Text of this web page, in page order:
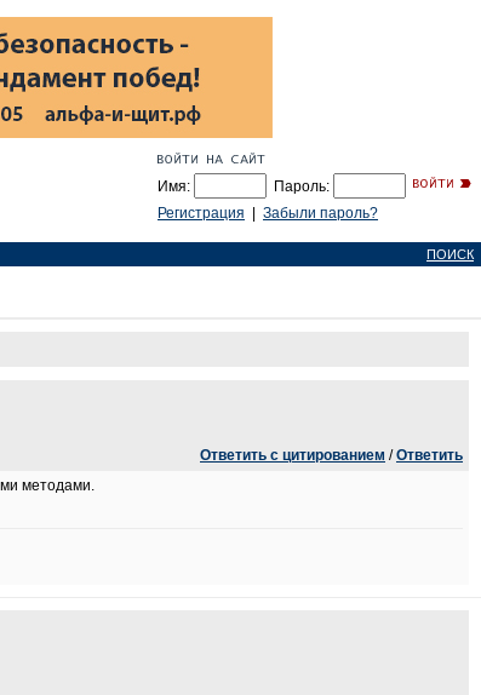
Имя:
Пароль:
Регистрация
Забыли пароль?
ПОИСК
Ответить с цитированием /Ответить
методами.